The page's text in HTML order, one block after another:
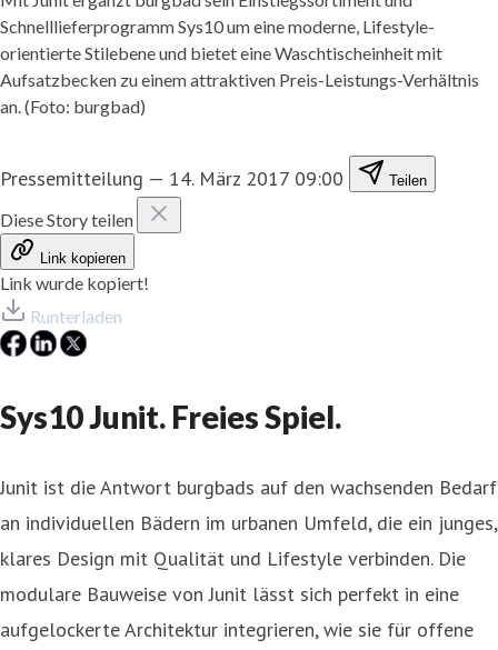
Schnelllieferprogramm Sys10 um eine moderne, Lifestyle-
orientierte Stilebene und bietet eine Waschtischeinheit mit
Aufsatzbecken zu einem attraktiven Preis-Leistungs-Verhältnis
an. (Foto: burgbad)
Pressemitteilung — 14. März 2017 09:00 Teilen
Diese Story teilen
Link kopieren
Link wurde kopiert!
Runterladen
Sys10 Junit. Freies Spiel.
Junit ist die Antwort burgbads auf den wachsenden Bedarf
an individuellen Bädern im urbanen Umfeld, die ein junges,
klares Design mit Qualität und Lifestyle verbinden. Die
modulare Bauweise von Junit lässt sich perfekt in eine
aufgelockerte Architektur integrieren, wie sie für offene